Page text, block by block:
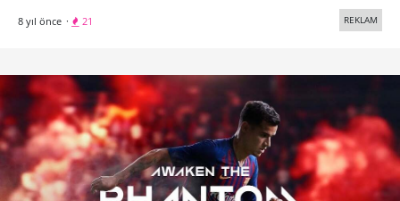
8 yıl önce · 21 REKLAM